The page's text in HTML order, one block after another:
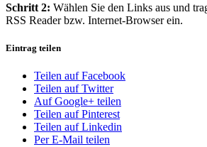
Schritt 2: Wählen Sie den Links aus und
RSS Reader bzw. Internet-Browser ein.
Eintrag teilen
Teilen auf Facebook
Teilen auf Twitter
Auf Google+ teilen
Teilen auf Pinterest
Teilen auf Linkedin
Per E-Mail teilen